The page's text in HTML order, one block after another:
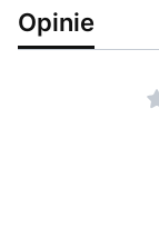
Opinie